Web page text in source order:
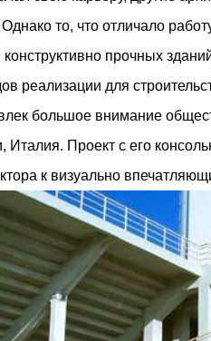
то, что отличало
конструктивно прочных
реализации для
большое внимание
Италия. Проект с его
к визуально